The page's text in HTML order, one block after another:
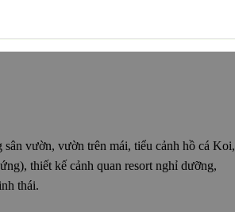
sân vườn, vườn trên mái, tiểu cảnh hồ cá Koi,
thiết kế cảnh quan resort nghỉ dưỡng,
thái.